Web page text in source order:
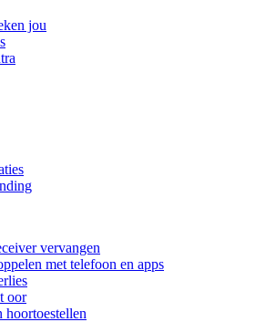
jou
vervangen
met telefoon en apps
oor
hoortoestellen